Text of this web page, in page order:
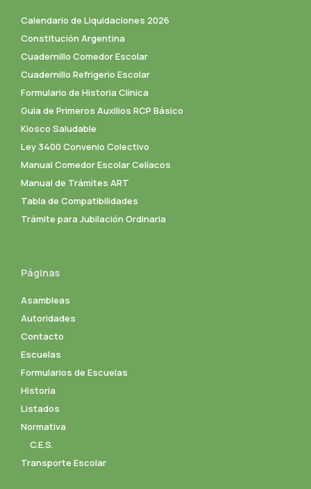
Calendario de Liquidaciones 2026
Constitución Argentina
Cuadernillo Comedor Escolar
Cuadernillo Refrigerio Escolar
Formulario de Historia Clínica
Guia de Primeros Auxilios RCP Básico
Kiosco Saludable
Ley 3400 Convenio Colectivo
Manual Comedor Escolar Celíacos
Manual de Trámites ART
Tabla de Compatibilidades
Trámite para Jubilación Ordinaria
Páginas
Asambleas
Autoridades
Contacto
Escuelas
Formularios de Escuelas
Historia
Listados
Normativa
C.E.S.
Transporte Escolar